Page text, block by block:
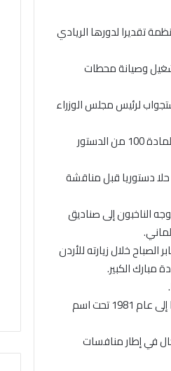
تقديرا لدورها الريادي
وصيانة محطات
لرئيس مجلس الوزراء
استجواب من نوعه في تاريخ الحياة السياسية في الكويت يوجه إلى رئيس الحكومة بصفته وفقا للمادة 100 من الدستور
دستوريا قبل مناقشة
الدوائر الخمس حيث توجه الناخبون إلى صناديق
الصباح خلال زيارته للأردن
مبارك الكبير.
1999 – إشهار جمعية العون المباشر وهي إحدى جمعيات النفع العام التي يعود تاريخ تأسيسها إلى عام 1981 تحت اسم
في إطار منافسات